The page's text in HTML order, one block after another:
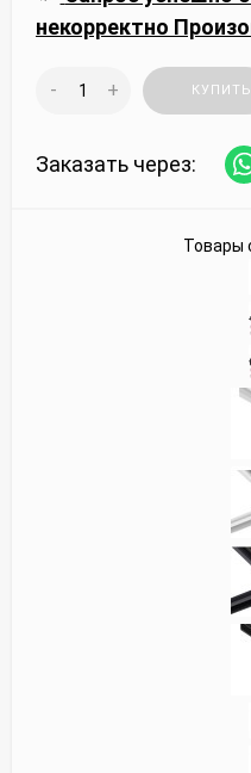
некорректно
- + КУПИТЬ
Заказать через:
Товары